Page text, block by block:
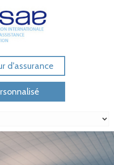
d'assurance